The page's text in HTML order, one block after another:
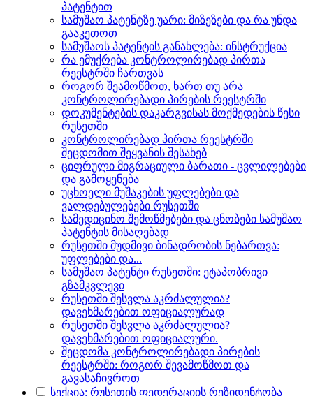
პატენტით
სამუშაო პატენტზე უარი: მიზეზები და რა უნდა
გააკეთოთ
სამუშაოს პატენტის განახლება: ინსტრუქცია
რა ემუქრება კონტროლირებად პირთა
რეესტრში ჩართვას
როგორ შეამოწმოთ, ხართ თუ არა
კონტროლირებადი პირების რეესტრში
დოკუმენტების დაკარგვისას მოქმედების წესი
რუსეთში
კონტროლირებად პირთა რეესტრში
შეცდომით შეყვანის შესახებ
ციფრული მიგრაციული ბარათი - ცვლილებები
და გამოყენება
უცხოელი მუშაკების უფლებები და
ვალდებულებები რუსეთში
სამედიცინო შემოწმებები და ცნობები სამუშაო
პატენტის მისაღებად
რუსეთში მუდმივი ბინადრობის ნებართვა:
უფლებები და...
სამუშაო პატენტი რუსეთში: ეტაპობრივი
გზამკვლევი
რუსეთში შესვლა აკრძალულია?
დავეხმარებით ოფიციალურად
რუსეთში შესვლა აკრძალულია?
დავეხმარებით ოფიციალური.
შეცდომა კონტროლირებადი პირების
რეესტრში: როგორ შევამოწმოთ და
გავასაჩივროთ
სექცია: რუსეთის ფედერაციის რეზიდენტობა